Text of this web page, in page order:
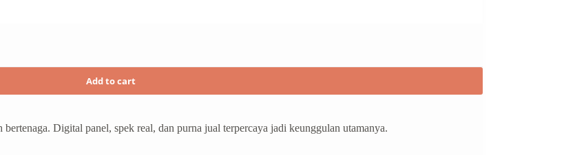
Add to cart
Digital panel, spek real, dan purna jual terpercaya jadi keunggulan utamanya.